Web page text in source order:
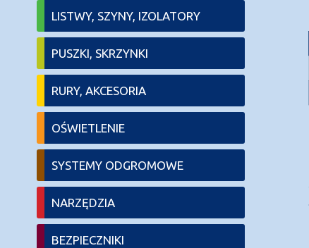
LISTWY, SZYNY, IZOLATORY
PUSZKI, SKRZYNKI
RURY, AKCESORIA
OŚWIETLENIE
SYSTEMY ODGROMOWE
NARZĘDZIA
BEZPIECZNIKI